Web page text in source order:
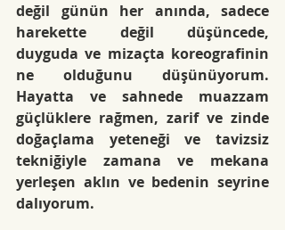
değil günün her anında, sadece
harekette değil düşüncede,
duyguda ve mizaçta koreografinin
ne olduğunu düşünüyorum.
Hayatta ve sahnede muazzam
güçlüklere rağmen, zarif ve zinde
doğaçlama yeteneği ve tavizsiz
tekniğiyle zamana ve mekana
yerleşen aklın ve bedenin seyrine
dalıyorum.